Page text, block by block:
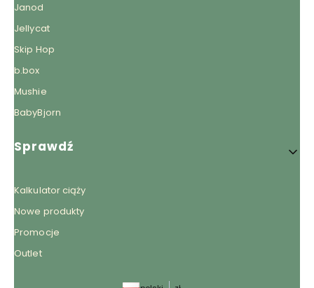
Janod
Jellycat
Skip Hop
b.box
Mushie
BabyBjorn
Sprawdź
Kalkulator ciąży
Nowe produkty
Promocje
Outlet